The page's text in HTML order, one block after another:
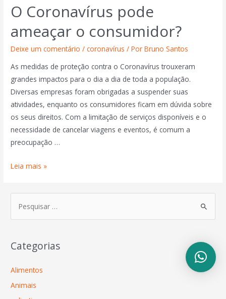
O Coronavírus pode
ameaçar o consumidor?
Deixe um comentário /coronavírus / PorBruno Santos
As medidas de proteção contra o Coronavírus trouxeram
grandes impactos para o dia a dia de toda a população.
Diversas empresas foram obrigadas a suspender suas
atividades, enquanto os consumidores ficam em dúvida sobre
os seus direitos. Com a limitação de serviços disponíveis e o
necessidade de cancelar viagens e eventos, é comum a
preocupação …
Leia mais »
Categorias
Alimentos
Animais